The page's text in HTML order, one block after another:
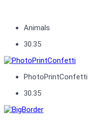
Animals
30.35
PhotoPrintConfetti
30.35